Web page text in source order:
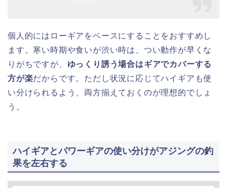
個人的にはローギアをベースにすることをおすすめし
ます。寒い時期や食いが渋い時は、つい動作が早くな
りがちですが、 ゆっくり誘う場合はギアでカバーする
方が楽だからです。ただし状況に応じてハイギアも使
い分けられるよう、両方揃えておくのが理想的でしょ
う。
ハイギアとパワーギアの使い分けがアジングの釣
果を左右する